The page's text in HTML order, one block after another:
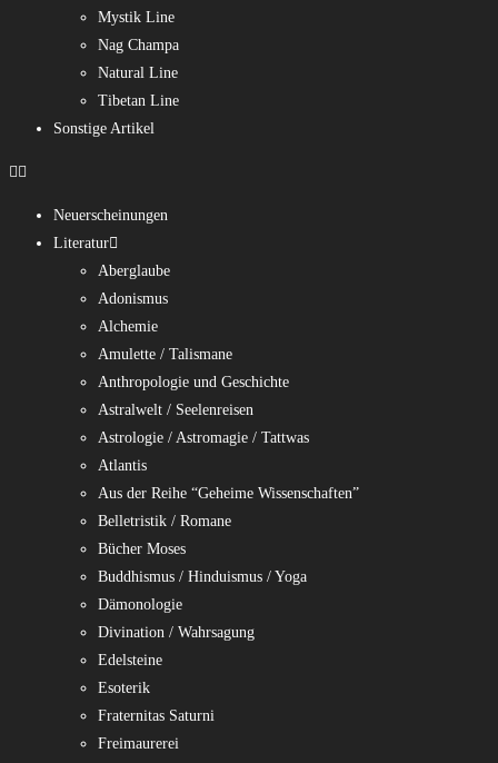
Mystik Line
Nag Champa
Natural Line
Tibetan Line
Sonstige Artikel
Neuerscheinungen
Literatur
Aberglaube
Adonismus
Alchemie
Amulette / Talismane
Anthropologie und Geschichte
Astralwelt / Seelenreisen
Astrologie / Astromagie / Tattwas
Atlantis
Aus der Reihe “Geheime Wissenschaften”
Belletristik / Romane
Bücher Moses
Buddhismus / Hinduismus / Yoga
Dämonologie
Divination / Wahrsagung
Edelsteine
Esoterik
Fraternitas Saturni
Freimaurerei